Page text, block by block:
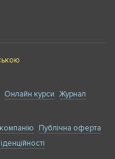
Онлайн курси Журнал
Публічна оферта